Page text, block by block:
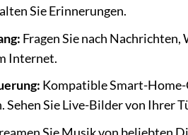
Sie Erinnerungen.
Fragen Sie nach
Internet.
Kompatible Smart-Home-
Sehen Sie Live-Bilder von Ihrer